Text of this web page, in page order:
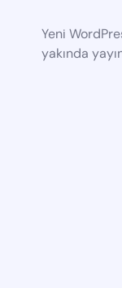
Yeni
yakında